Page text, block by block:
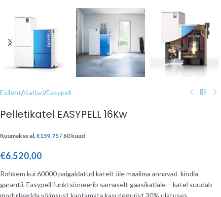
Esileht/Katlad/Easypell
Pelletikatel EASYPELL 16Kw
Kuumakse al. €159,75/ 60 kuud
€6.520,00
Rohkem kui 60000 paigaldatud katelt üle maailma annavad kindla
garantii. Easypell funktsioneerib sarnaselt gaasikatlale – katel suudab
modulleerida võimsust kaotamata kasutegurist 30% ulatuses